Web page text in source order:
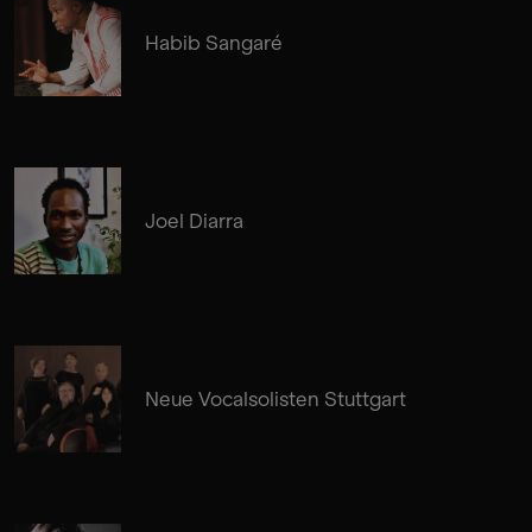
Habib Sangaré
Joel Diarra
Neue Vocalsolisten Stuttgart